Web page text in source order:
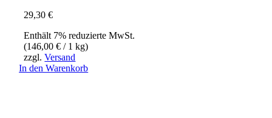
29,30€
Enthält 7% reduzierte MwSt.
(146,00€ / 1 kg)
zzgl.Versand
In den Warenkorb